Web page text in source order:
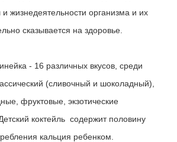
жизнедеятельности организма и их
сказывается на здоровье.
- 16 различных вкусов , среди
(сливочный и шоколадный),
фруктовые, экзотические
коктейль содержит половину
кальция ребенком.